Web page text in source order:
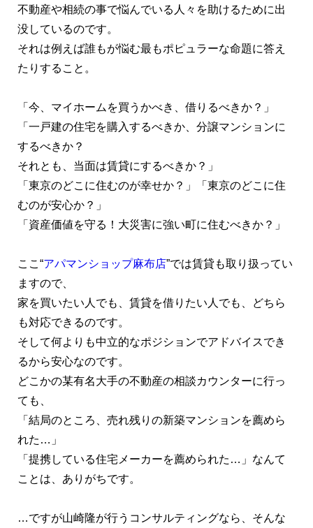
不動産や相続の事で悩んでいる人々を助けるために出
没しているのです。
それは例えば誰もが悩む最もポピュラーな命題に答え
たりすること。
「今、マイホームを買うかべき、借りるべきか？」
「一戸建の住宅を購入するべきか、分譲マンションに
するべきか？
それとも、当面は賃貸にするべきか？」
「東京のどこに住むのが幸せか？」「東京のどこに住
むのが安心か？」
「資産価値を守る！大災害に強い町に住むべきか？」
ここ“アパマンショップ麻布店”では賃貸も取り扱ってい
ますので、
家を買いたい人でも、賃貸を借りたい人でも、どちら
も対応できるのです。
そして何よりも中立的なポジションでアドバイスでき
るから安心なのです。
どこかの某有名大手の不動産の相談カウンターに行っ
ても、
「結局のところ、売れ残りの新築マンションを薦めら
れた…」
「提携している住宅メーカーを薦められた…」なんて
ことは、ありがちです。
…ですが山崎隆が行うコンサルティングなら、そんな